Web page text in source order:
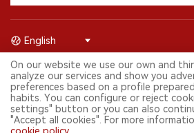
© 2026 Shenzhen 2FIRSTS Technology
reservados.
2FIRSTS solo es accesible para profesionales
investigadores, medios y otros profesionales.
está prohibido.
Este sitio web presta servicios a usuarios
English
On our website we use our own and
analyze our services and show you
preferences based on a profile
habits. You can configure or reject
settings" button or you can also
"Accept all cookies". For more